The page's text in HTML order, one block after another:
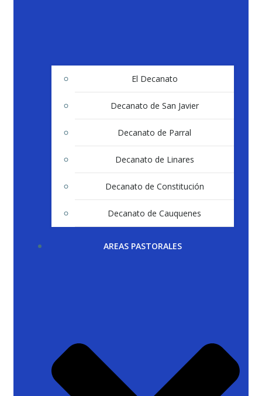
El Decanato
Decanato de San Javier
Decanato de Parral
Decanato de Linares
Decanato de Constitución
Decanato de Cauquenes
AREAS PASTORALES